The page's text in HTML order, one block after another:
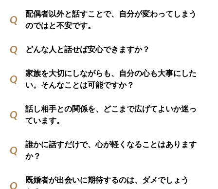
配偶者以外と話すことで、自分が変わってしまう
のではと不安です。
どんな人と話せば安心できますか？
家族を大切にしながらも、自分の心も大事にした
い。そんなことは可能ですか？
話し相手との関係を、どこまで広げてよいか迷っ
ています。
誰かに話すだけで、心が軽くなることはあります
か？
既婚者が出会いに期待するのは、ダメでしょう